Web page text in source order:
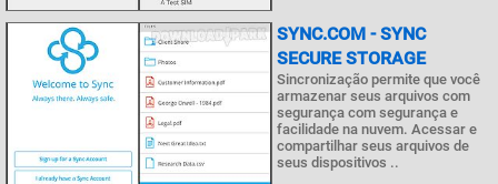
SYNC.COM - SYNC
SECURE STORAGE
Sincronização permite que você
armazenar seus arquivos com
segurança com segurança e
facilidade na nuvem. Acessar e
compartilhar seus arquivos de
seus dispositivos ..